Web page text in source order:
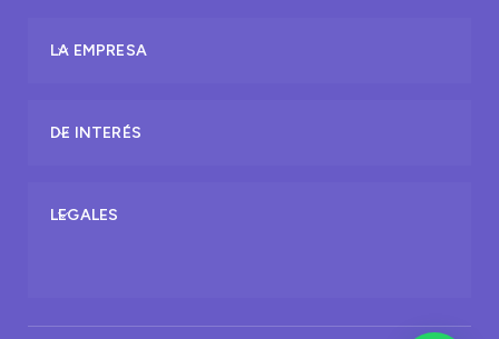
LA EMPRESA
DE INTERÉS
LEGALES